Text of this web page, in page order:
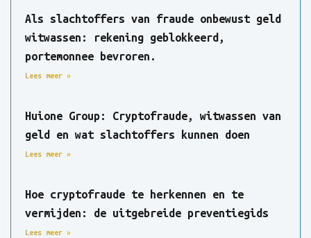
Als slachtoffers van fraude onbewust geld
witwassen: rekening geblokkeerd,
portemonnee bevroren.
Lees meer »
Huione Group: Cryptofraude, witwassen van
geld en wat slachtoffers kunnen doen
Lees meer »
Hoe cryptofraude te herkennen en te
vermijden: de uitgebreide preventiegids
Lees meer »